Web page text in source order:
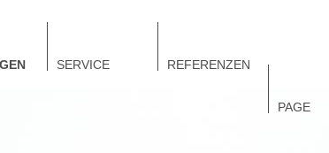
SERVICE REFERENZEN
PAGE